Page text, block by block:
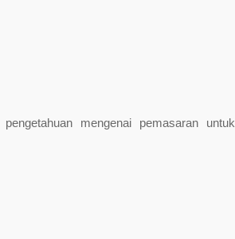
mengenai pemasaran untuk